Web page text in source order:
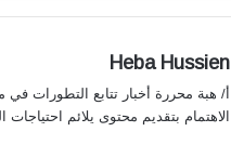
Heba Hussien
أ/ هبة محررة أخبار تتابع التطورات
الاهتمام بتقديم محتوى يلائم احتياجات